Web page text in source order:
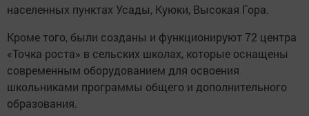
населенных пунктах Усады, Куюки, Высокая Гора.
Кроме того, были созданы и функционируют 72 центра
«Точка роста» в сельских школах, которые оснащены
современным оборудованием для освоения
школьниками программы общего и дополнительного
образования.